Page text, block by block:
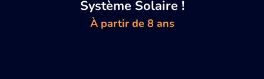
Système Solaire !
À partir de 8 ans